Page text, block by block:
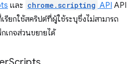
และ chrome.scripting API API
รียกใช้สคริปต์ที่ผู้ใช้ระบุซึ่งไม่สามารถ
เกจส่วนขยายได้